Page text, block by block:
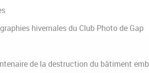
hivernales du Club Photo de Gap
de la destruction du bâtiment